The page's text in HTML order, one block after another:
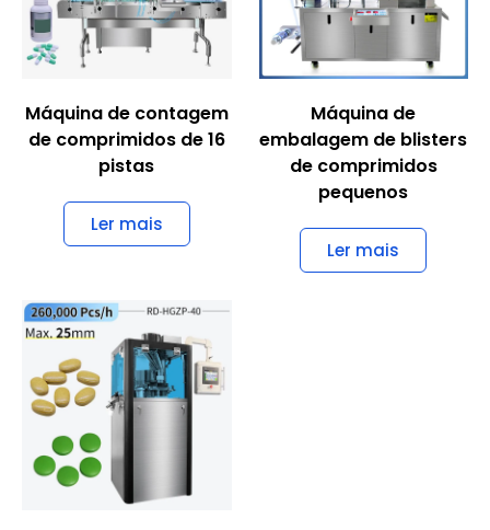
Máquina de contagem
de comprimidos de 16
pistas
Ler mais
Máquina de
embalagem de blisters
de comprimidos
pequenos
Ler mais